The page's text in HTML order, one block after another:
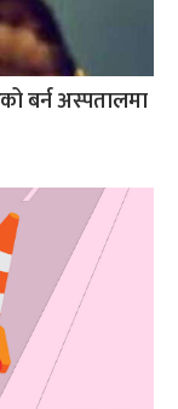
बर्न अस्पतालमा